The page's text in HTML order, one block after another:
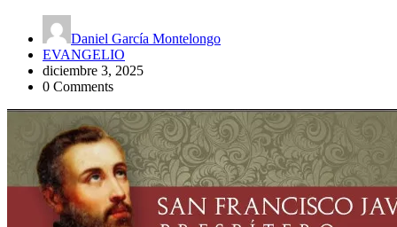
Daniel García Montelongo
EVANGELIO
diciembre 3, 2025
0 Comments